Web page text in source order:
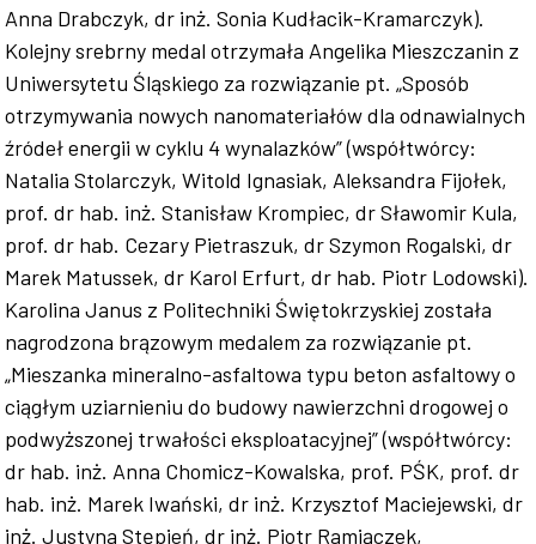
Anna Drabczyk, dr inż. Sonia Kudłacik-Kramarczyk).
Kolejny srebrny medal otrzymała Angelika Mieszczanin z
Uniwersytetu Śląskiego za rozwiązanie pt. „Sposób
otrzymywania nowych nanomateriałów dla odnawialnych
źródeł energii w cyklu 4 wynalazków” (współtwórcy:
Natalia Stolarczyk, Witold Ignasiak, Aleksandra Fijołek,
prof. dr hab. inż. Stanisław Krompiec, dr Sławomir Kula,
prof. dr hab. Cezary Pietraszuk, dr Szymon Rogalski, dr
Marek Matussek, dr Karol Erfurt, dr hab. Piotr Lodowski).
Karolina Janus z Politechniki Świętokrzyskiej została
nagrodzona brązowym medalem za rozwiązanie pt.
„Mieszanka mineralno-asfaltowa typu beton asfaltowy o
ciągłym uziarnieniu do budowy nawierzchni drogowej o
podwyższonej trwałości eksploatacyjnej” (współtwórcy:
dr hab. inż. Anna Chomicz-Kowalska, prof. PŚK, prof. dr
hab. inż. Marek Iwański, dr inż. Krzysztof Maciejewski, dr
inż. Justyna Stępień, dr inż. Piotr Ramiączek,